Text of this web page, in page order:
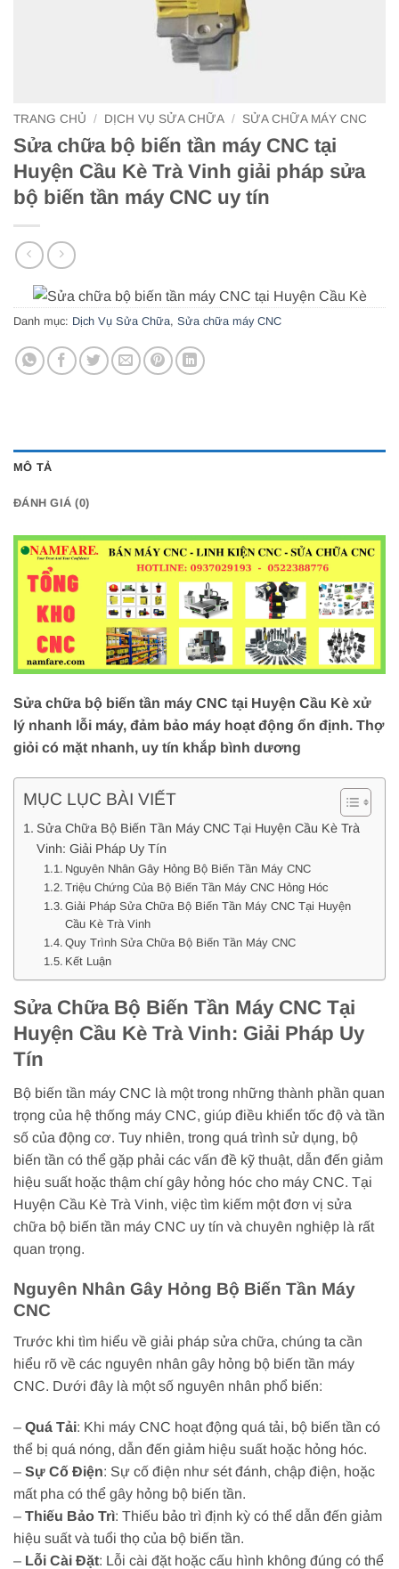
TRANG CHỦ / DỊCH VỤ SỬA CHỮA / SỬA CHỮA MÁY CNC
Sửa chữa bộ biến tần máy CNC tại
Huyện Cầu Kè Trà Vinh giải pháp sửa
bộ biến tần máy CNC uy tín
Danh mục: Dịch Vụ Sửa Chữa, Sửa chữa máy CNC
MÔ TẢ
ĐÁNH GIÁ (0)
Sửa chữa bộ biến tần máy CNC tại Huyện Cầu Kè xử
lý nhanh lỗi máy, đảm bảo máy hoạt động ổn định. Thợ
giỏi có mặt nhanh, uy tín khắp bình dương
MỤC LỤC BÀI VIẾT
Sửa Chữa Bộ Biến Tần Máy CNC Tại Huyện Cầu Kè Trà
Vinh: Giải Pháp Uy Tín
Nguyên Nhân Gây Hỏng Bộ Biến Tần Máy CNC
Triệu Chứng Của Bộ Biến Tần Máy CNC Hỏng Hóc
Giải Pháp Sửa Chữa Bộ Biến Tần Máy CNC Tại Huyện
Cầu Kè Trà Vinh
Quy Trình Sửa Chữa Bộ Biến Tần Máy CNC
Kết Luận
Sửa Chữa Bộ Biến Tần Máy CNC Tại
Huyện Cầu Kè Trà Vinh: Giải Pháp Uy
Tín
Bộ biến tần máy CNC là một trong những thành phần quan
trọng của hệ thống máy CNC, giúp điều khiển tốc độ và tần
số của động cơ. Tuy nhiên, trong quá trình sử dụng, bộ
biến tần có thể gặp phải các vấn đề kỹ thuật, dẫn đến giảm
hiệu suất hoặc thậm chí gây hỏng hóc cho máy CNC. Tại
Huyện Cầu Kè Trà Vinh, việc tìm kiếm một đơn vị sửa
chữa bộ biến tần máy CNC uy tín và chuyên nghiệp là rất
quan trọng.
Nguyên Nhân Gây Hỏng Bộ Biến Tần Máy
CNC
Trước khi tìm hiểu về giải pháp sửa chữa, chúng ta cần
hiểu rõ về các nguyên nhân gây hỏng bộ biến tần máy
CNC. Dưới đây là một số nguyên nhân phổ biến:
– Quá Tải: Khi máy CNC hoạt động quá tải, bộ biến tần có
thể bị quá nóng, dẫn đến giảm hiệu suất hoặc hỏng hóc.
– Sự Cố Điện: Sự cố điện như sét đánh, chập điện, hoặc
mất pha có thể gây hỏng bộ biến tần.
– Thiếu Bảo Trì: Thiếu bảo trì định kỳ có thể dẫn đến giảm
hiệu suất và tuổi thọ của bộ biến tần.
– Lỗi Cài Đặt: Lỗi cài đặt hoặc cấu hình không đúng có thể